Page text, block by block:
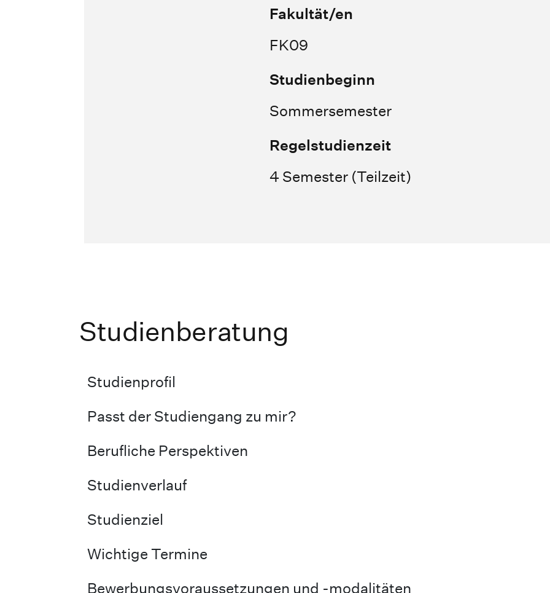
Fakultät/en
FK09
Studienbeginn
Sommersemester
Regelstudienzeit
4 Semester (Teilzeit)
Studienberatung
Studienprofil
Passt der Studiengang zu mir?
Berufliche Perspektiven
Studienverlauf
Studienziel
Wichtige Termine
Bewerbungsvoraussetzungen und -modalitäten